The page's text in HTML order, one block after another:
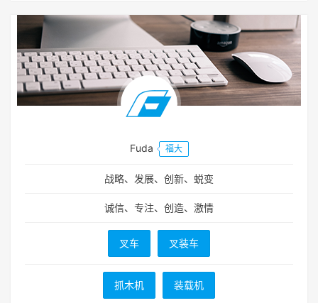
Fuda 福大
战略、发展、创新、蜕变
诚信、专注、创造、激情
叉车 叉装车
抓木机 装载机